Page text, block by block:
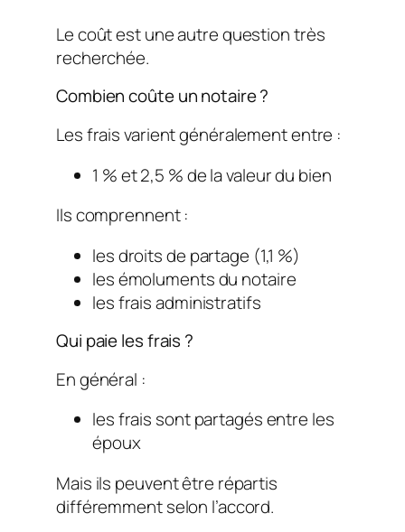
Le coût est une autre question très
recherchée.
Combien coûte un notaire ?
Les frais varient généralement entre :
1 % et 2,5 % de la valeur du bien
Ils comprennent :
les droits de partage (1,1 %)
les émoluments du notaire
les frais administratifs
Qui paie les frais ?
En général :
les frais sont partagés entre les
époux
Mais ils peuvent être répartis
différemment selon l’accord.